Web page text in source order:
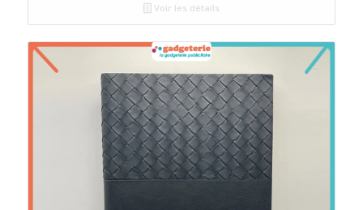
Voir les détails